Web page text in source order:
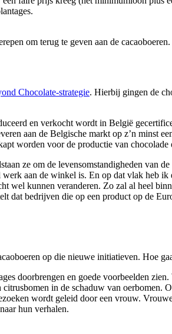
om terug te geven aan de
Chocolate-strategie. Hierbij gingen de
en verkocht wordt in België
aan de Belgische markt op z’n minst
worden voor de productie van
ze om de levensomstandigheden van
aan de winkel is. En op dat vlak heb
wel kunnen veranderen. Zo zal al heel
dat bedrijven die op een product op de
op die nieuwe initiatieven. Hoe
doorbrengen en goede voorbeelden
in de schaduw van
wordt geleid door een vrouw.
hun verhalen.